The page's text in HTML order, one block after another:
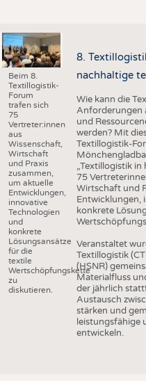
Beim 8.
Textillogistik-
Forum
trafen sich
75
Vertreter:innen
aus
Wissenschaft,
Wirtschaft
und Praxis
zusammen,
um aktuelle
Entwicklungen,
innovative
Technologien
und
konkrete
Lösungsansätze
für die
textile
Wertschöpfungskette
zu
diskutieren.
8.
nachhaltige
Wie kann die
Anforderungen
und
werden? Mit
Textillogistik-
„Textillogistik in
75
Wirtschaft und
Entwicklungen,
konkrete
Veranstaltet
Textillogistik
(HSNR)
Materialfluss
der jährlich
Austausch
stärken und
leistungsfähige
entwickeln.